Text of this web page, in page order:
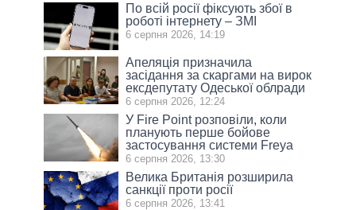
По всій росії фіксують збої в
роботі інтернету – ЗМІ
6 серпня 2026, 14:19
Апеляція призначила
засідання за скаргами на вирок
ексдепутату Одеської облради
6 серпня 2026, 12:24
У Fire Point розповіли, коли
планують перше бойове
застосування системи Freya
6 серпня 2026, 13:30
Велика Британія розширила
санкції проти росії
6 серпня 2026, 13:41